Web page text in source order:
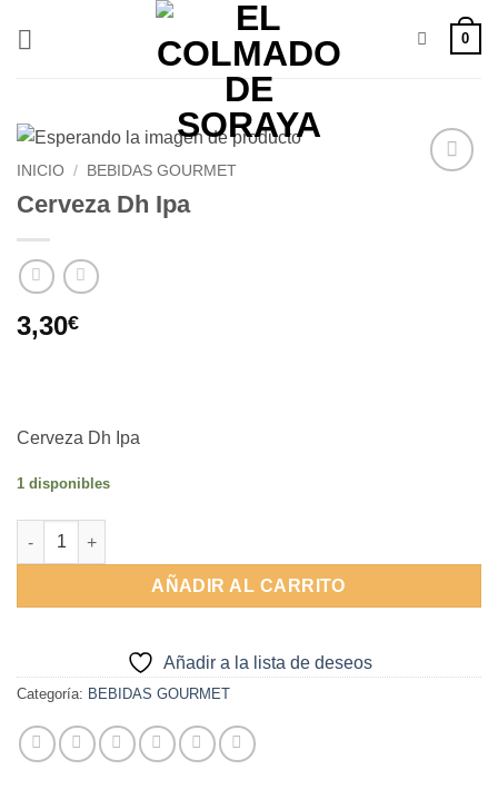
0
INICIO / BEBIDAS GOURMET
Cerveza Dh Ipa
3,30€
Cerveza Dh Ipa
1 disponibles
Cerveza Dh Ipa cantidad
AÑADIR AL CARRITO
Alternative:
Añadir a la lista de deseos
Categoría: BEBIDAS GOURMET